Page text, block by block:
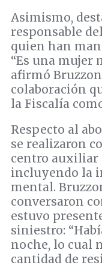
Asimismo,
responsable
quien han
“Es una mujer
afirmó
colaboración
la Fiscalía
Respecto al
se realizaron
centro auxiliar
incluyendo la
mental.
conversaron
estuvo
siniestro:
noche, lo cual
cantidad de